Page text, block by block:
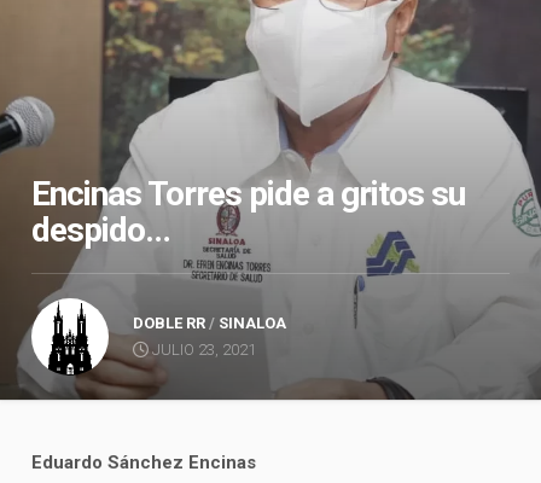
Encinas Torres pide a gritos su
despido…
DOBLE RR / SINALOA
JULIO 23, 2021
Eduardo Sánchez Encinas